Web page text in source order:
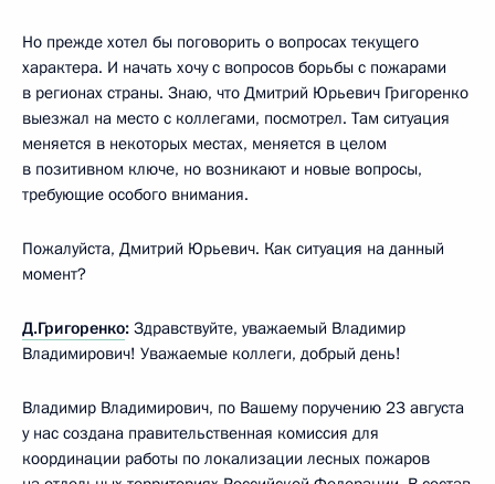
Но прежде хотел бы поговорить о вопросах текущего
характера. И начать хочу с вопросов борьбы с пожарами
в регионах страны. Знаю, что Дмитрий Юрьевич Григоренко
выезжал на место с коллегами, посмотрел. Там ситуация
меняется в некоторых местах, меняется в целом
в позитивном ключе, но возникают и новые вопросы,
требующие особого внимания.
Пожалуйста, Дмитрий Юрьевич. Как ситуация на данный
момент?
Д.Григоренко: Здравствуйте, уважаемый Владимир
Владимирович! Уважаемые коллеги, добрый день!
Владимир Владимирович, по Вашему поручению 23 августа
у нас создана правительственная комиссия для
координации работы по локализации лесных пожаров